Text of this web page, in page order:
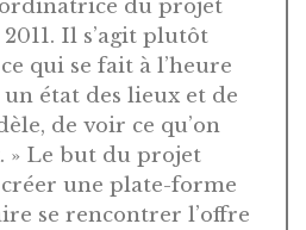
du projet
Il s’agit plutôt
qui se fait à l’heure
état des lieux et de
de voir ce qu’on
» Le but du projet
une plate-forme
se rencontrer l’offre